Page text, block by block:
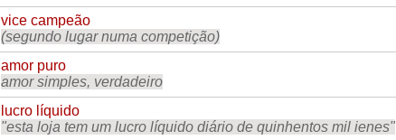
vice campeão
(segundo lugar numa competição)
amor puro
amor simples, verdadeiro
lucro líquido
"esta loja tem um lucro líquido diário de quinhentos mil ienes"